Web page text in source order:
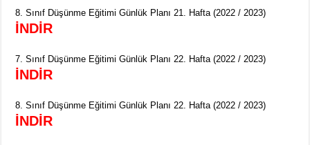
8. Sınıf Düşünme Eğitimi Günlük Planı 21. Hafta (2022 / 2023)
İNDİR
7. Sınıf Düşünme Eğitimi Günlük Planı 22. Hafta (2022 / 2023)
İNDİR
8. Sınıf Düşünme Eğitimi Günlük Planı 22. Hafta (2022 / 2023)
İNDİR